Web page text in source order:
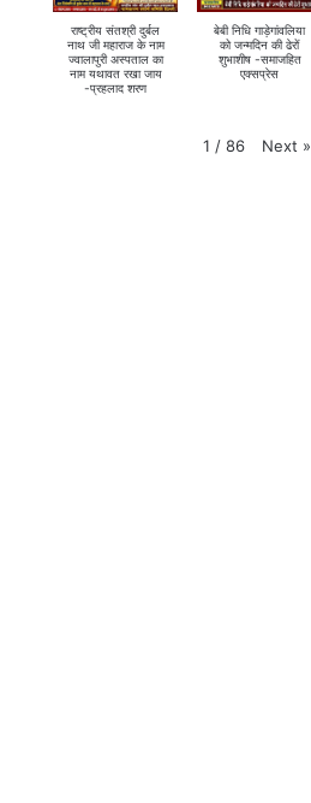
राष्ट्रीय संतश्री दुर्बल
नाथ जी महाराज के नाम
ज्वालापुरी अस्पताल का
नाम यथावत रखा जाय
-प्रहलाद शरण
बेबी निधि गाड़ेगांवलिया
को जन्मदिन की ढेरों
शुभाशीष -समाजहित
एक्सप्रेस
1 / 86 Next »